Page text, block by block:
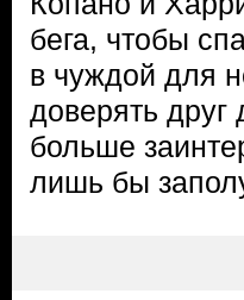
бега, чтобы
в чуждой для
доверять друг
больше
лишь бы